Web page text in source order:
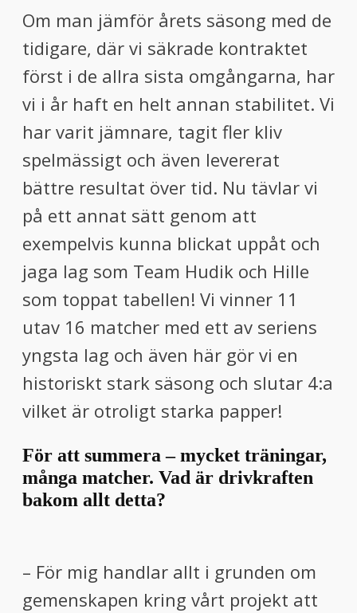
Om man jämför årets säsong med de
tidigare, där vi säkrade kontraktet
först i de allra sista omgångarna, har
vi i år haft en helt annan stabilitet. Vi
har varit jämnare, tagit fler kliv
spelmässigt och även levererat
bättre resultat över tid. Nu tävlar vi
på ett annat sätt genom att
exempelvis kunna blickat uppåt och
jaga lag som Team Hudik och Hille
som toppat tabellen! Vi vinner 11
utav 16 matcher med ett av seriens
yngsta lag och även här gör vi en
historiskt stark säsong och slutar 4:a
vilket är otroligt starka papper!
För att summera – mycket träningar,
många matcher. Vad är drivkraften
bakom allt detta?
– För mig handlar allt i grunden om
gemenskapen kring vårt projekt att